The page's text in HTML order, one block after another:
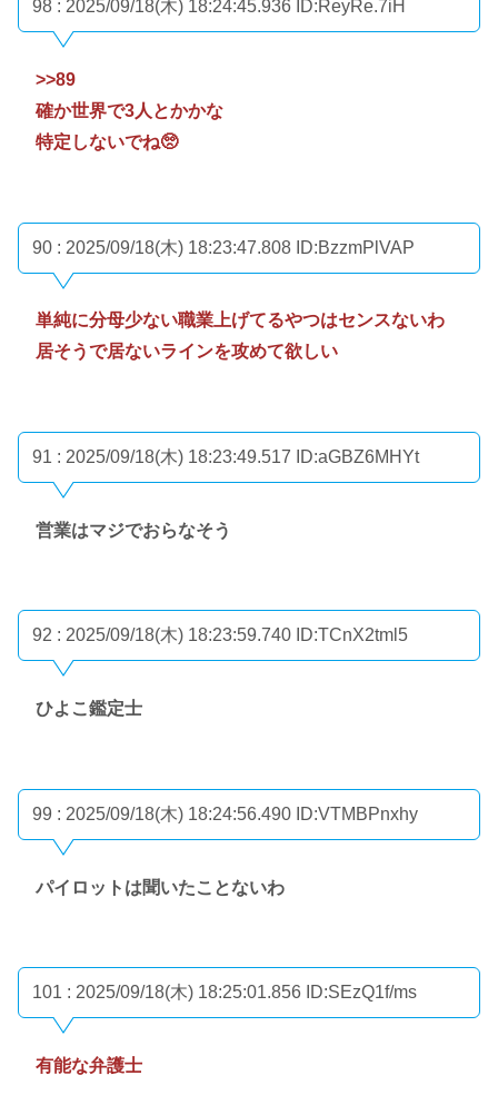
98 : 2025/09/18(木) 18:24:45.936 ID:ReyRe.7iH
>>89
確か世界で3人とかかな
特定しないでね🥺
90 : 2025/09/18(木) 18:23:47.808 ID:BzzmPlVAP
単純に分母少ない職業上げてるやつはセンスないわ
居そうで居ないラインを攻めて欲しい
91 : 2025/09/18(木) 18:23:49.517 ID:aGBZ6MHYt
営業はマジでおらなそう
92 : 2025/09/18(木) 18:23:59.740 ID:TCnX2tml5
ひよこ鑑定士
99 : 2025/09/18(木) 18:24:56.490 ID:VTMBPnxhy
パイロットは聞いたことないわ
101 : 2025/09/18(木) 18:25:01.856 ID:SEzQ1f/ms
有能な弁護士